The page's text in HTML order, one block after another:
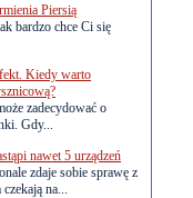
Piersią
bardzo chce Ci się
Kiedy warto
zadecydować o
Gdy...
nawet 5 urządzeń
zdaje sobie sprawę z
na...